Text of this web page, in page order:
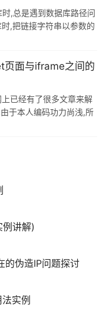
,总是遇到数据库路径问
,把链接字符串以参数的
和数据库文件名称. 请看
value="Provider=
页面与iframe之间的
已经有了很多文章来解
于本人编码功力尚浅,所
,我们暂时把它分为A,B两
讲解)
的伪造IP问题探讨
实例